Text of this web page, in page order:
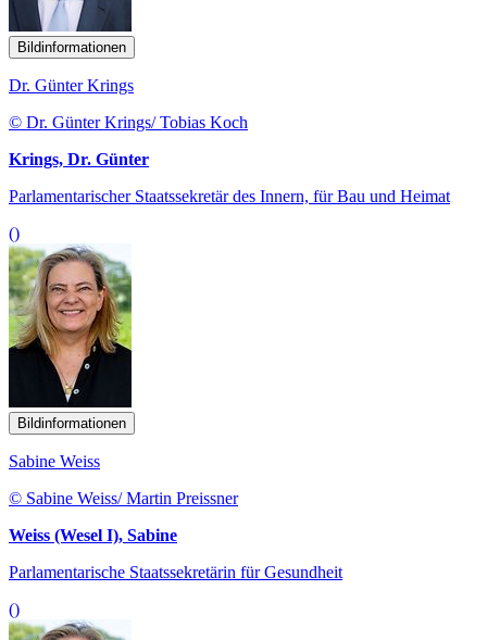
Bildinformationen
Dr. Günter Krings
© Dr. Günter Krings/ Tobias Koch
Krings, Dr. Günter
Parlamentarischer Staatssekretär des Innern, für Bau und Heimat
()
Bildinformationen
Sabine Weiss
© Sabine Weiss/ Martin Preissner
Weiss (Wesel I), Sabine
Parlamentarische Staatssekretärin für Gesundheit
()